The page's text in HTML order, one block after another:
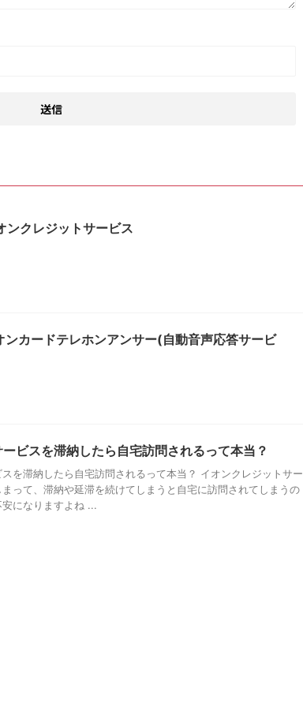
クレジットサービス
カードテレホンアンサー(自動音声応答サービ
ビスを滞納したら自宅訪問されるって本当？
を滞納したら自宅訪問されるって本当？ イオンクレジットサー
って、滞納や延滞を続けてしまうと自宅に訪問されてしまうの
になりますよね ...